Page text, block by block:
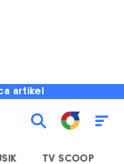
artikel
TV SCOOP